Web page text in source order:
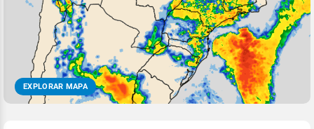
EXPLORAR MAPA